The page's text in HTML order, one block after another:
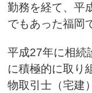
勤務を経て、平
でもあった福岡
平成27年に相続
に積極的に取り
物取引士（宅建